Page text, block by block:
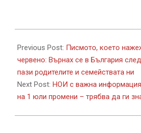
07-
04
Previous Post: Писмото, което
червено: Върнах се в България
пази родителите и семействата ни
Next Post: НОИ с важна информация
на 1 юли промени – трябва да ги